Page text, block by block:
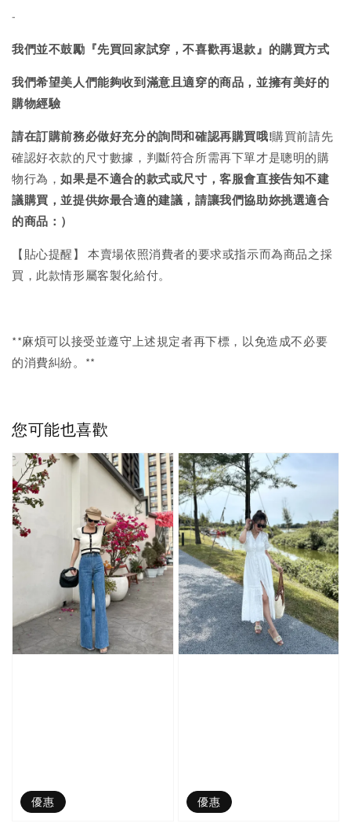
-
我們並不鼓勵『先買回家試穿，不喜歡再退款』的購買方式
我們希望美人們能夠收到滿意且適穿的商品，並擁有美好的
購物經驗
請在訂購前務必做好充分的詢問和確認再購買哦!購買前請先
確認好衣款的尺寸數據，判斷符合所需再下單才是聰明的購
物行為，如果是不適合的款式或尺寸，客服會直接告知不建
議購買，並提供妳最合適的建議，請讓我們協助妳挑選適合
的商品：）
【貼心提醒】 本賣場依照消費者的要求或指示而為商品之採
買，此款情形屬客製化給付。
**麻煩可以接受並遵守上述規定者再下標，以免造成不必要
的消費糾紛。**
您可能也喜歡
優惠 優惠